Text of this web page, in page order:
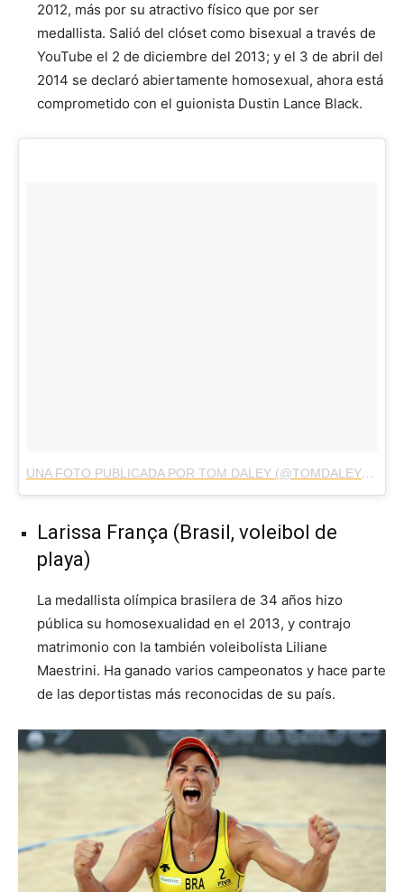
2012, más por su atractivo físico que por ser
medallista. Salió del clóset como bisexual a través de
YouTube el 2 de diciembre del 2013; y el 3 de abril del
2014 se declaró abiertamente homosexual, ahora está
comprometido con el guionista Dustin Lance Black.
UNA FOTO PUBLICADA POR TOM DALEY (@TOMDALEY1994)
Larissa França (Brasil, voleibol de
playa)
La medallista olímpica brasilera de 34 años hizo
pública su homosexualidad en el 2013, y contrajo
matrimonio con la también voleibolista Liliane
Maestrini. Ha ganado varios campeonatos y hace parte
de las deportistas más reconocidas de su país.